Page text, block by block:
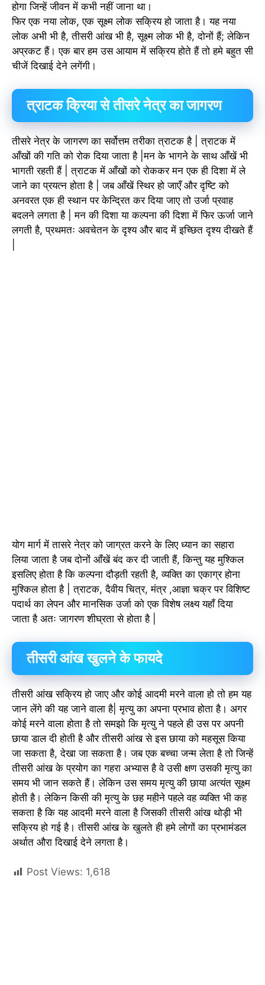
होगा जिन्हें जीवन में कभी नहीं जाना था।
फिर एक नया लोक, एक सूक्ष्म लोक सक्रिय हो जाता है। यह नया
लोक अभी भी है, तीसरी आंख भी है, सूक्ष्म लोक भी है, दोनों हैं; लेकिन
अप्रकट हैं। एक बार हम उस आयाम में सक्रिय होते हैं तो हमे बहुत सी
चीजें दिखाई देने लगेंगी।
त्राटक क्रिया से तीसरे नेत्र का जागरण
तीसरे नेत्र के जागरण का सर्वोत्तम तरीका त्राटक है | त्राटक में
आँखों की गति को रोक दिया जाता है |मन के भागने के साथ आँखें भी
भागती रहती हैं | त्राटक में आँखों को रोककर मन एक ही दिशा में ले
जाने का प्रयत्न होता है | जब आँखें स्थिर हो जाएँ और दृष्टि को
अनवरत एक ही स्थान पर केन्द्रित कर दिया जाए तो उर्जा प्रवाह
बदलने लगता है | मन की दिशा या कल्पना की दिशा में फिर ऊर्जा जाने
लगती है, प्रथमतः अवचेतन के दृश्य और बाद में इच्छित दृश्य दीखते हैं
योग मार्ग में तासरे नेत्र को जाग्रत करने के लिए ध्यान का सहारा
लिया जाता है जब दोनों आँखें बंद कर दी जाती हैं, किन्तु यह मुश्किल
इसलिए होता है कि कल्पना दौड़ती रहती है, व्यक्ति का एकाग्र होना
मुश्किल होता है | त्राटक, दैवीय चित्र, मंत्र ,आज्ञा चक्र पर विशिष्ट
पदार्थ का लेपन और मानसिक उर्जा को एक विशेष लक्ष्य यहाँ दिया
जाता है अतः जागरण शीघ्रता से होता है |
तीसरी आंख खुलने के फायदे
तीसरी आंख सक्रिय हो जाए और कोई आदमी मरने वाला हो तो हम यह
जान लेंगे की यह जाने वाला है| मृत्यु का अपना प्रभाव होता है। अगर
कोई मरने वाला होता है तो समझो कि मृत्यु ने पहले ही उस पर अपनी
छाया डाल दी होती है और तीसरी आंख से इस छाया को महसूस किया
जा सकता है, देखा जा सकता है। जब एक बच्चा जन्म लेता है तो जिन्हें
तीसरी आंख के प्रयोग का गहरा अभ्यास है वे उसी क्षण उसकी मृत्यु का
समय भी जान सकते हैं। लेकिन उस समय मृत्यु की छाया अत्यंत सूक्ष्म
होती है। लेकिन किसी की मृत्यु के छह महीने पहले वह व्यक्ति भी कह
सकता है कि यह आदमी मरने वाला है जिसकी तीसरी आंख थोड़ी भी
सक्रिय हो गई है। तीसरी आंख के खुलते ही हमे लोगों का प्रभामंडल
अर्थात औरा दिखाई देने लगता है।
Post Views: 1,618